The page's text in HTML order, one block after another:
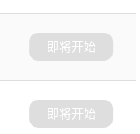
即将开始
即将开始